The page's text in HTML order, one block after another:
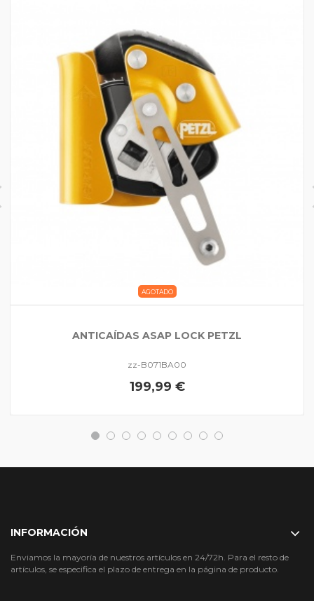
AGOTADO
ANTICAÍDAS ASAP LOCK PETZL
zz-B071BA00
199,99 €
INFORMACIÓN
Enviamos la mayoría de nuestros artículos en 24/72h. Para el resto de
artículos, se especifica el plazo de entrega en la página de producto.